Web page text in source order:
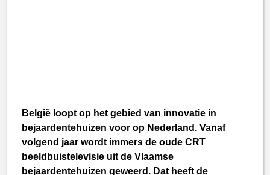
België loopt op het gebied van innovatie in
bejaardentehuizen voor op Nederland. Vanaf
volgend jaar wordt immers de oude CRT
beeldbuistelevisie uit de Vlaamse
bejaardentehuizen geweerd. Dat heeft de